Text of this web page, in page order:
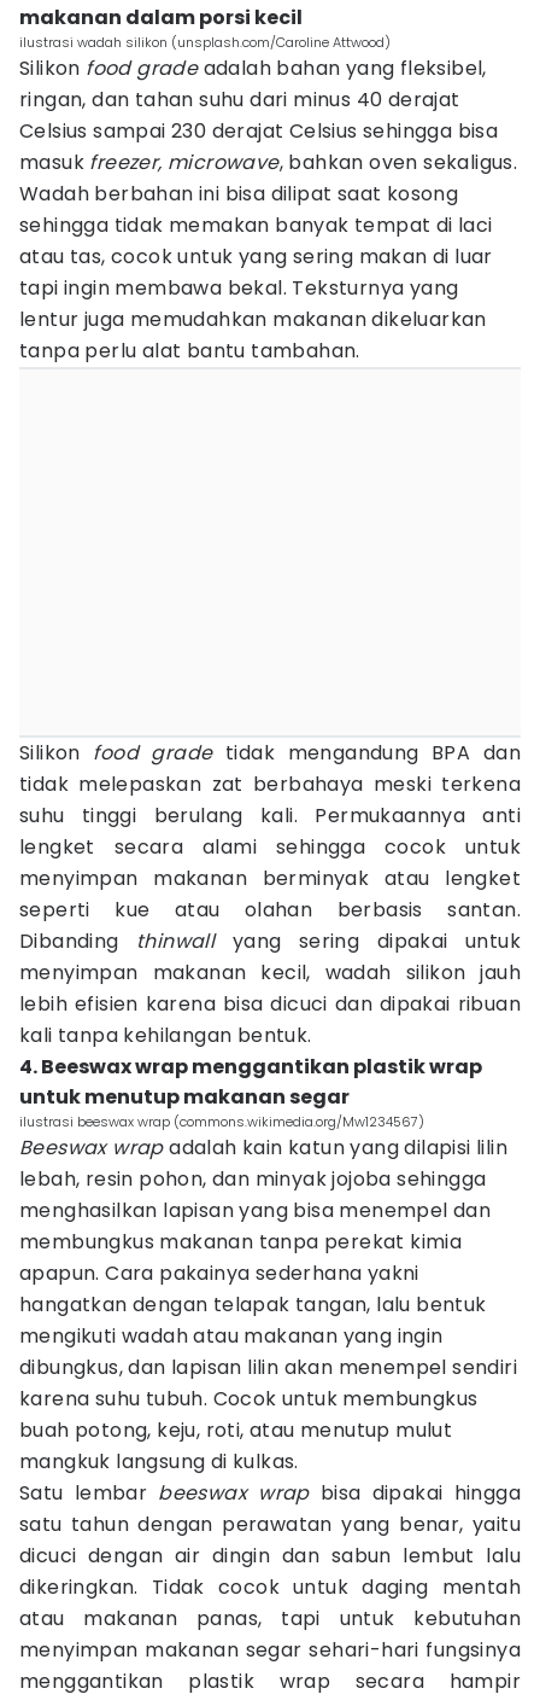
makanan dalam porsi kecil
ilustrasi wadah silikon (unsplash.com/Caroline Attwood)
Silikon food gradeadalah bahan yang fleksibel,
ringan, dan tahan suhu dari minus 40 derajat
Celsius sampai 230 derajat Celsius sehingga bisa
masuk freezer, microwave, bahkan oven sekaligus.
Wadah berbahan ini bisa dilipat saat kosong
sehingga tidak memakan banyak tempat di laci
atau tas, cocok untuk yang sering makan di luar
tapi ingin membawa bekal. Teksturnya yang
lentur juga memudahkan makanan dikeluarkan
tanpa perlu alat bantu tambahan.
Silikon food gradetidak mengandung BPA dan
tidak melepaskan zat berbahaya meski terkena
suhu tinggi berulang kali. Permukaannya anti
lengket secara alami sehingga cocok untuk
menyimpan makanan berminyak atau lengket
seperti kue atau olahan berbasis santan.
Dibanding thinwallyang sering dipakai untuk
menyimpan makanan kecil, wadah silikon jauh
lebih efisien karena bisa dicuci dan dipakai ribuan
kali tanpa kehilangan bentuk.
4. Beeswax wrap menggantikan plastik wrap
untuk menutup makanan segar
ilustrasi beeswax wrap (commons.wikimedia.org/Mw1234567)
Beeswax wrapadalah kain katun yang dilapisi lilin
lebah, resin pohon, dan minyak jojoba sehingga
menghasilkan lapisan yang bisa menempel dan
membungkus makanan tanpa perekat kimia
apapun. Cara pakainya sederhana yakni
hangatkan dengan telapak tangan, lalu bentuk
mengikuti wadah atau makanan yang ingin
dibungkus, dan lapisan lilin akan menempel sendiri
karena suhu tubuh. Cocok untuk membungkus
buah potong, keju, roti, atau menutup mulut
mangkuk langsung di kulkas.
Satu lembar beeswax wrapbisa dipakai hingga
satu tahun dengan perawatan yang benar, yaitu
dicuci dengan air dingin dan sabun lembut lalu
dikeringkan. Tidak cocok untuk daging mentah
atau makanan panas, tapi untuk kebutuhan
menyimpan makanan segar sehari-hari fungsinya
menggantikan plastik wrap secara hampir